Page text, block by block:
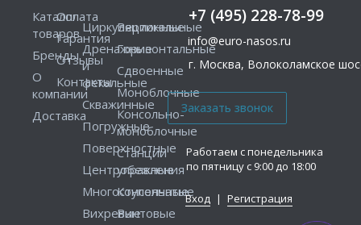
+7 (495) 228-78-99
info@euro-nasos.ru
г. Москва, Волоколамское
Работаем с понедельника
по пятницу с 9:00 до 18:00
Вход | Регистрация
Каталог
товаров
Бренды
О
компании
Доставка
Оплата
Гарантия
Отзывы
Контакты
Циркуляционные
Дренажные
и
фекальные
Скважинные
Погружные
Поверхностные
Центробежные
Многоступенчатые
Вихревые
Вертикальные
Горизонтальные
Сдвоенные
Моноблочные
Консольно-
моноблочные
Станции
управления
Консольные
Винтовые